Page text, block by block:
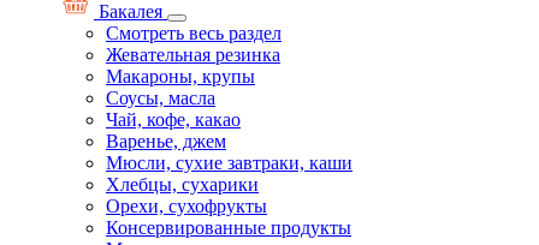
Бакалея
Смотреть весь раздел
Жевательная резинка
Макароны, крупы
Соусы, масла
Чай, кофе, какао
Варенье, джем
Мюсли, сухие завтраки, каши
Хлебцы, сухарики
Орехи, сухофрукты
Консервированные продукты